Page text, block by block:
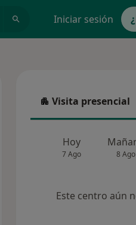
Iniciar sesión
Visita presencial
Visita presencial
Hoy
7 Ago 8 Ago
Este centro aún